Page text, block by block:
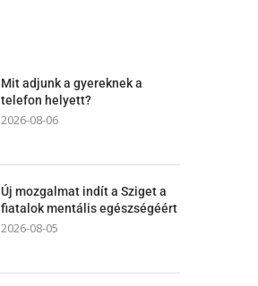
Mit adjunk a gyereknek a
telefon helyett?
2026-08-06
Új mozgalmat indít a Sziget a
fiatalok mentális egészségéért
2026-08-05